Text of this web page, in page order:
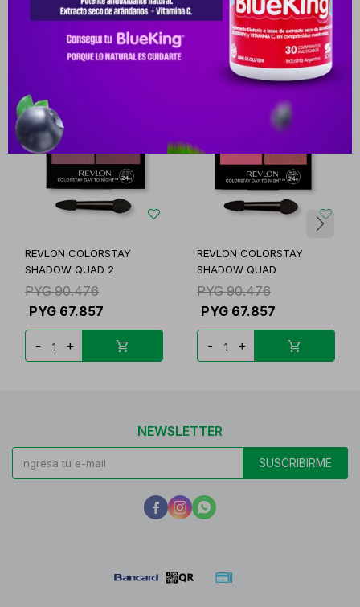
Productos que te pueden interesar
REVLON COLORSTAY
SHADOW QUAD 2
PYG 90.476
PYG 67.857
- +
REVLON COLORSTAY
SHADOW QUAD
PYG 90.476
PYG 67.857
- +
NEWSLETTER
SUSCRIBIRME
  